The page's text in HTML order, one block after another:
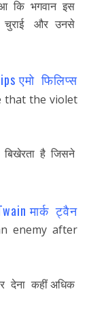
कि भगवान इस
चुराई और उनसे
एमो फिलिप्स
that the violet
है जिसने
मार्क ट्वैन
enemy after
देना कहीं अधिक